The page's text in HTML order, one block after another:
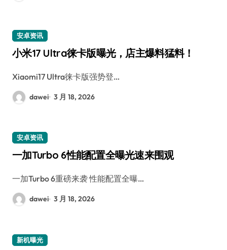
安卓资讯
小米17 Ultra徕卡版曝光，店主爆料猛料！
Xiaomi17 Ultra徕卡版强势登…
dawei 3 月 18, 2026
安卓资讯
一加Turbo 6性能配置全曝光速来围观
一加Turbo 6重磅来袭 性能配置全曝…
dawei 3 月 18, 2026
新机曝光